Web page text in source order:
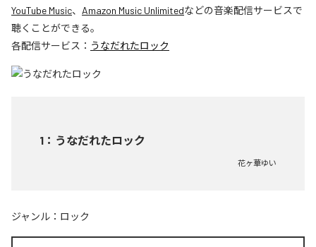
YouTube Music、 Amazon Music Unlimitedなどの音楽配信サービスで
聴くことができる。
各配信サービス： うなだれたロック
1 ： うなだれたロック
花ヶ華ゆい
ジャンル： ロック